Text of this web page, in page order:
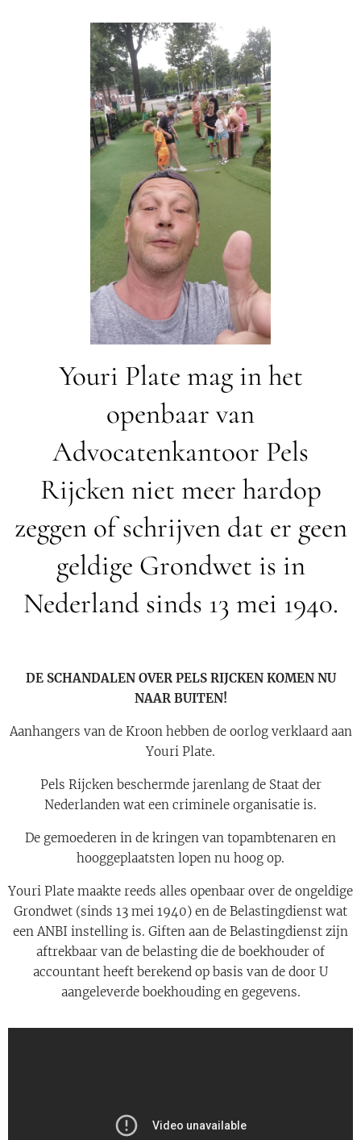
Youri Plate mag in het
openbaar van
Advocatenkantoor Pels
Rijcken niet meer hardop
zeggen of schrijven dat er geen
geldige Grondwet is in
Nederland sinds 13 mei 1940.
DE SCHANDALEN OVER PELS RIJCKEN KOMEN NU
NAAR BUITEN!
Aanhangers van de Kroon hebben de oorlog verklaard aan
Youri Plate.
Pels Rijcken beschermde jarenlang de Staat der
Nederlanden wat een criminele organisatie is.
De gemoederen in de kringen van topambtenaren en
hooggeplaatsten lopen nu hoog op.
Youri Plate maakte reeds alles openbaar over de ongeldige
Grondwet (sinds 13 mei 1940) en de Belastingdienst wat
een ANBI instelling is. Giften aan de Belastingdienst zijn
aftrekbaar van de belasting die de boekhouder of
accountant heeft berekend op basis van de door U
aangeleverde boekhouding en gegevens.